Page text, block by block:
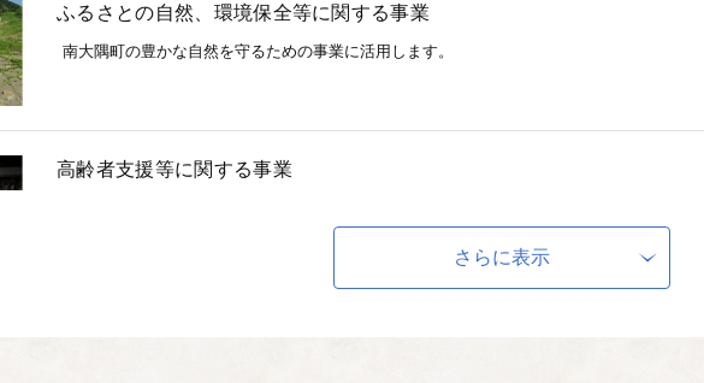
ふるさとの自然、環境保全等に関する事業
南大隅町の豊かな自然を守るための事業に活用します。
高齢者支援等に関する事業
さらに表示